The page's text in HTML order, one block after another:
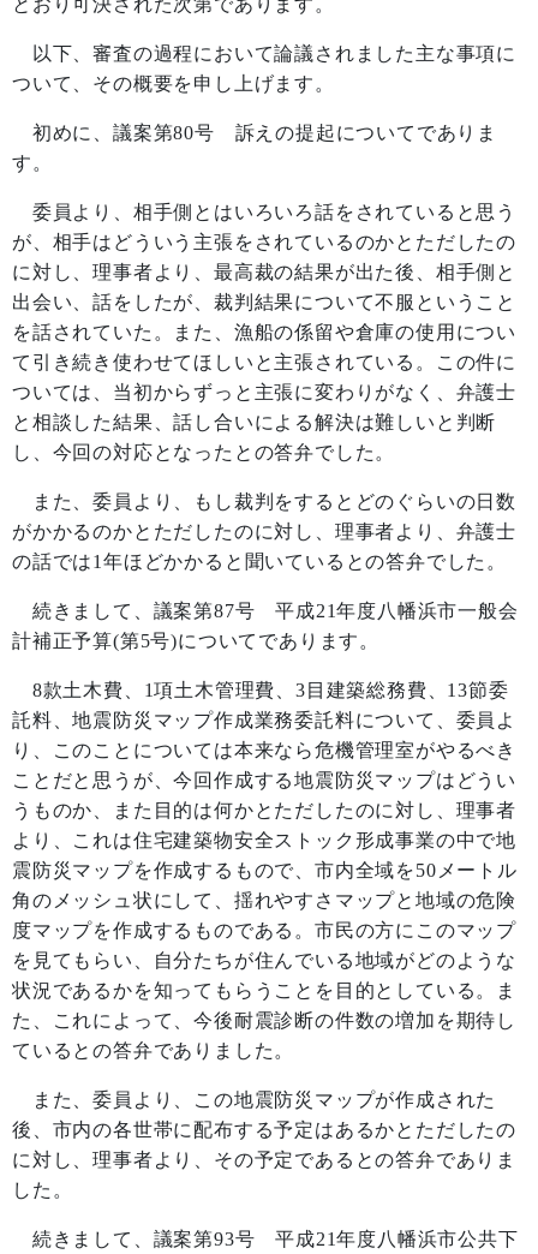
とおり可決された次第であります。
以下、審査の過程において論議されました主な事項に
ついて、その概要を申し上げます。
初めに、議案第80号 訴えの提起についてでありま
す。
委員より、相手側とはいろいろ話をされていると思う
が、相手はどういう主張をされているのかとただしたの
に対し、理事者より、最高裁の結果が出た後、相手側と
出会い、話をしたが、裁判結果について不服ということ
を話されていた。また、漁船の係留や倉庫の使用につい
て引き続き使わせてほしいと主張されている。この件に
ついては、当初からずっと主張に変わりがなく、弁護士
と相談した結果、話し合いによる解決は難しいと判断
し、今回の対応となったとの答弁でした。
また、委員より、もし裁判をするとどのぐらいの日数
がかかるのかとただしたのに対し、理事者より、弁護士
の話では1年ほどかかると聞いているとの答弁でした。
続きまして、議案第87号 平成21年度八幡浜市一般会
計補正予算(第5号)についてであります。
8款土木費、 1項土木管理費、3 目建築総務費、 13節委
託料、地震防災マップ作成業務委託料について、委員よ
り、このことについては本来なら危機管理室がやるべき
ことだと思うが、今回作成する地震防災マップはどうい
うものか、また目的は何かとただしたのに対し、理事者
より、これは住宅建築物安全ストック形成事業の中で地
震防災マップを作成するもので、市内全域を50 メートル
角のメッシュ状にして、揺れやすさマップと地域の危険
度マップを作成するものである。市民の方にこのマップ
を見てもらい、自分たちが住んでいる地域がどのような
状況であるかを知ってもらうことを目的としている。ま
た、これによって、今後耐震診断の件数の増加を期待し
ているとの答弁でありました。
また、委員より、この地震防災マップが作成された
後、市内の各世帯に配布する予定はあるかとただしたの
に対し、理事者より、その予定であるとの答弁でありま
した。
続きまして、議案第93号 平成21年度八幡浜市公共下